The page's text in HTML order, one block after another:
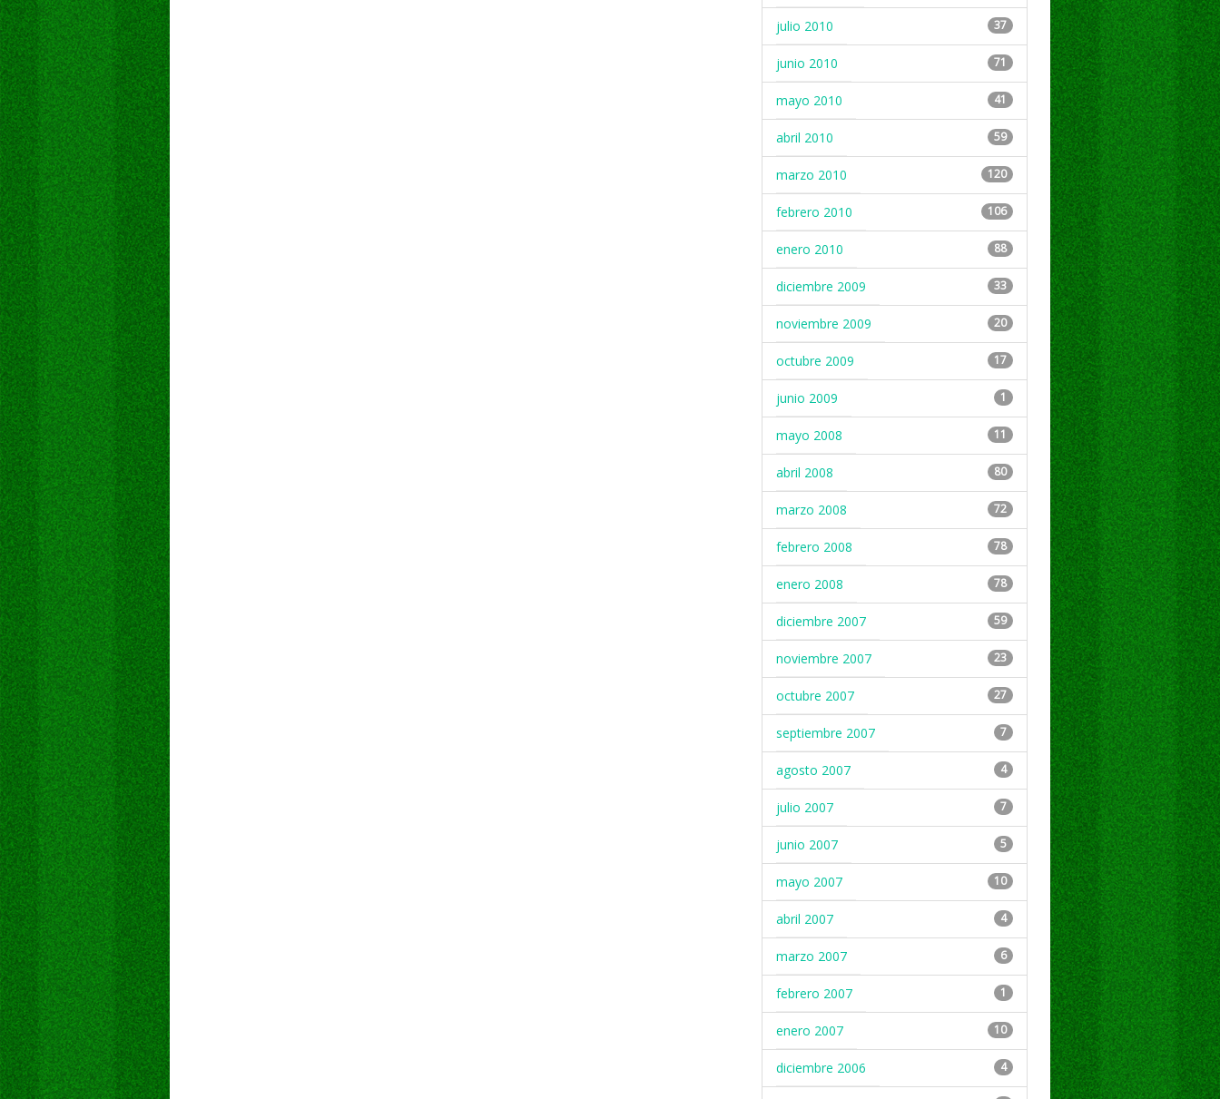
julio 2010 37
junio 2010 71
mayo 2010 41
abril 2010 59
marzo 2010 120
febrero 2010 106
enero 2010 88
diciembre 2009 33
noviembre 2009 20
octubre 2009 17
junio 2009 1
mayo 2008 11
abril 2008 80
marzo 2008 72
febrero 2008 78
enero 2008 78
diciembre 2007 59
noviembre 2007 23
octubre 2007 27
septiembre 2007 7
agosto 2007 4
julio 2007 7
junio 2007 5
mayo 2007 10
abril 2007 4
marzo 2007 6
febrero 2007 1
enero 2007 10
diciembre 2006 4